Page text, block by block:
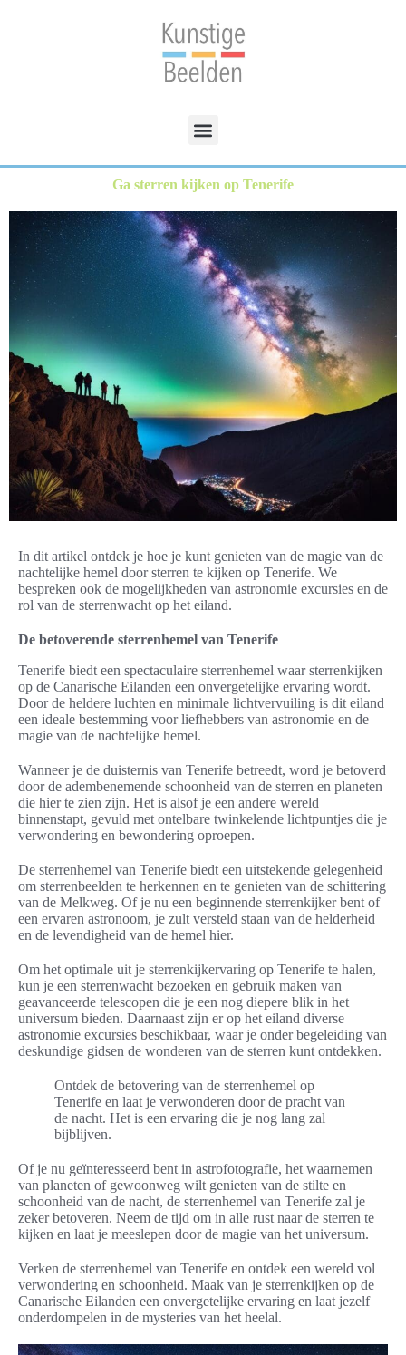
Ga sterren kijken op Tenerife
In dit artikel ontdek je hoe je kunt genieten van de magie van de
nachtelijke hemel door sterren te kijken op Tenerife. We
bespreken ook de mogelijkheden van astronomie excursies en de
rol van de sterrenwacht op het eiland.
De betoverende sterrenhemel van Tenerife
Tenerife biedt een spectaculaire sterrenhemel waar sterrenkijken
op de Canarische Eilanden een onvergetelijke ervaring wordt.
Door de heldere luchten en minimale lichtvervuiling is dit eiland
een ideale bestemming voor liefhebbers van astronomie en de
magie van de nachtelijke hemel.
Wanneer je de duisternis van Tenerife betreedt, word je betoverd
door de adembenemende schoonheid van de sterren en planeten
die hier te zien zijn. Het is alsof je een andere wereld
binnenstapt, gevuld met ontelbare twinkelende lichtpuntjes die je
verwondering en bewondering oproepen.
De sterrenhemel van Tenerife biedt een uitstekende gelegenheid
om sterrenbeelden te herkennen en te genieten van de schittering
van de Melkweg. Of je nu een beginnende sterrenkijker bent of
een ervaren astronoom, je zult versteld staan van de helderheid
en de levendigheid van de hemel hier.
Om het optimale uit je sterrenkijkervaring op Tenerife te halen,
kun je een sterrenwacht bezoeken en gebruik maken van
geavanceerde telescopen die je een nog diepere blik in het
universum bieden. Daarnaast zijn er op het eiland diverse
astronomie excursies beschikbaar, waar je onder begeleiding van
deskundige gidsen de wonderen van de sterren kunt ontdekken.
Ontdek de betovering van de sterrenhemel op
Tenerife en laat je verwonderen door de pracht van
de nacht. Het is een ervaring die je nog lang zal
bijblijven.
Of je nu geïnteresseerd bent in astrofotografie, het waarnemen
van planeten of gewoonweg wilt genieten van de stilte en
schoonheid van de nacht, de sterrenhemel van Tenerife zal je
zeker betoveren. Neem de tijd om in alle rust naar de sterren te
kijken en laat je meeslepen door de magie van het universum.
Verken de sterrenhemel van Tenerife en ontdek een wereld vol
verwondering en schoonheid. Maak van je sterrenkijken op de
Canarische Eilanden een onvergetelijke ervaring en laat jezelf
onderdompelen in de mysteries van het heelal.